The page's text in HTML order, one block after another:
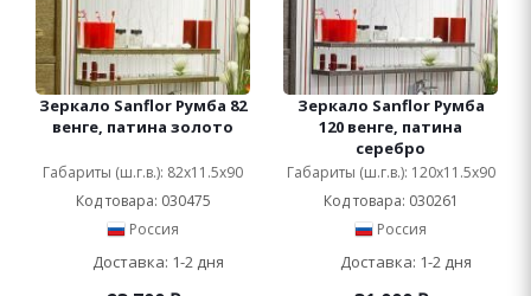
Зеркало Sanflor Румба 82
венге, патина золото
Габариты (ш.г.в.): 82x11.5x90
Код товара: 030475
Россия
Доставка: 1-2 дня
Зеркало Sanflor Румба
120 венге, патина
серебро
Габариты (ш.г.в.): 120x11.5x90
Код товара: 030261
Россия
Доставка: 1-2 дня